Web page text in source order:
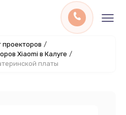
проекторов /
Xiaomi в Калуге /
платы